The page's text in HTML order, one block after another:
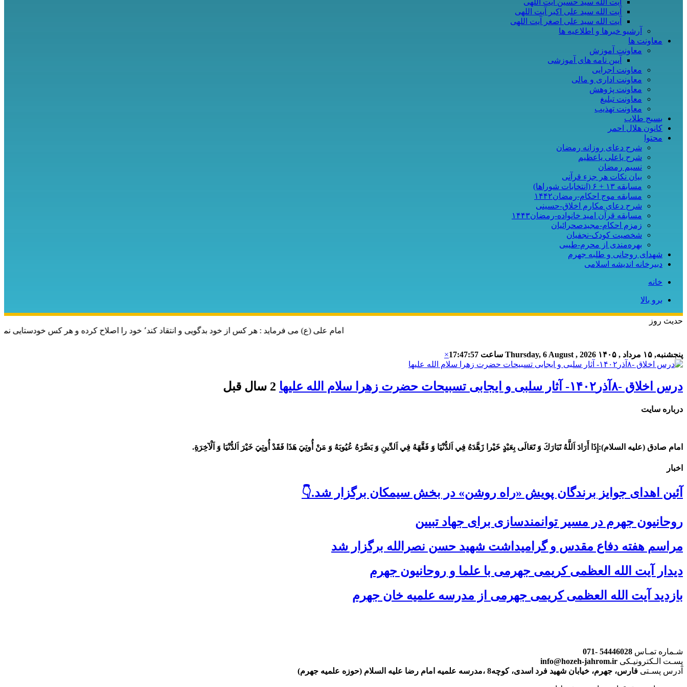
آیت الله سید حسین آیت اللهی
آیت الله سید علی اکبر آیت اللهی
آیت الله سید علی اصغر آیت اللهی
آرشیو خبرها و اطلاعیه ها
معاونت ها
معاونت آموزش
آیین نامه های آموزشی
معاونت اجرایی
معاونت اداری و مالی
معاونت پژوهش
معاونت تبلیغ
معاونت تهذیب
بسیج طلاب
کانون هلال احمر
محتوا
شرح دعای روزانه رمضان
شرح یاعلی یاعظیم
نسیم رمضان
بیان نکات هر جزء قرآنی
مسابقه ۱۳ + ۶ (انتخابات شوراها)
مسابقه موج احکام-رمضان۱۴۴۲
شرح دعای مکارم اخلاق-حسینی
مسابقه قرآن امید خانواده-رمضان۱۴۴۳
زمزم احکام-مجیدصحرائیان
شخصیت کودک-نجفیان
بهره‌مندی از محرم-طیبی
شهدای روحانی و طلبه جهرم
دبیرخانه اندیشه اسلامی
خانه
برو بالا
حدیث روز
امام علی (ع) می فرماید : هر کس از خود بدگویی و انتقاد کند٬ خود را اصلاح کرده و هر کس خودستایی نماید٬ پس به تحقیق خویش را تباه نموده است.
پنجشنبه, ۱۵ مرداد , ۱۴۰۵ Thursday, 6 August , 2026 ساعت 17:47:58
×
درس اخلاق -۸آذر۱۴۰۲- آثار سلبی و ایجابی تسبیحات حضرت زهرا سلام الله علیها 2 سال قبل
درباره سایت
امام صادق (علیه السلام):إِذَا أَرَادَ اَللَّهُ تَبَارَكَ وَ تَعَالَى بِعَبْدٍ خَيْرا زَهَّدَهُ فِي اَلدُّنْيَا وَ فَقَّهَهُ فِي اَلدِّينِ وَ بَصَّرَهُ عُيُوبَهُ وَ مَنْ أُوتِيَ هَذَا فَقَدْ أُوتِيَ خَيْرَ اَلدُّنْيَا وَ اَلْآخِرَةِ.
اخبار
آئین اهدای جوایز برندگان پویش «راه روشن» در بخش سیمکان برگزار شد.👇
روحانیون جهرم در مسیر توانمندسازی برای جهاد تبیین
مراسم هفته دفاع مقدس و گرامیداشت شهید حسن نصرالله برگزار شد
دیدار آیت الله العظمی کریمی جهرمی با علما و روحانیون جهرم
بازدید آیت الله العظمی کریمی جهرمی از مدرسه علمیه خان جهرم
شـماره تمـاس 54446028 -071
پسـت الـکترونیـکی info@hozeh-jahrom.ir
آدرس پسـتی فارس، جهرم، خیابان شهید فرد اسدی، کوچه8 ،مدرسه علمیه امام رضا علیه السلام (حوزه علمیه جهرم)